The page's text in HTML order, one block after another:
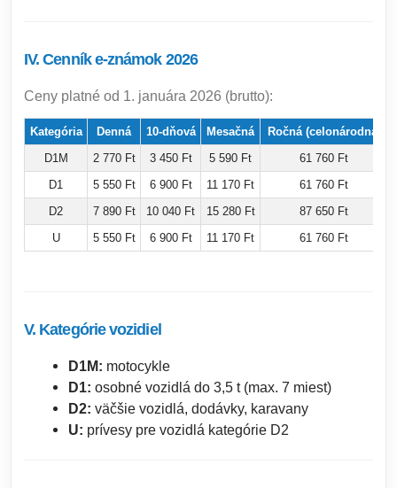
IV. Cenník e-známok 2026
Ceny platné od 1. januára 2026 (brutto):
Kategória Denná 10-dňová Mesačná Ročná (celonárodná)
D1M
2 770 Ft 3 450 Ft 5 590 Ft
61 760 Ft
D1
5 550 Ft 6 900 Ft 11 170 Ft
61 760 Ft
D2
7 890 Ft 10 040 Ft 15 280 Ft
87 650 Ft
U
5 550 Ft 6 900 Ft 11 170 Ft 61 760 Ft
V. Kategórie vozidiel
D1M: motocykle
D1: osobné vozidlá do 3,5 t (max. 7 miest)
D2: väčšie vozidlá, dodávky, karavany
U: prívesy pre vozidlá kategórie D2